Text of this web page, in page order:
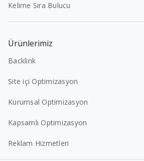
Kelime Sıra Bulucu
Ürünlerimiz
Backlink
Site içi Optimizasyon
Kurumsal Optimizasyon
Kapsamlı Optimizasyon
Reklam Hizmetleri